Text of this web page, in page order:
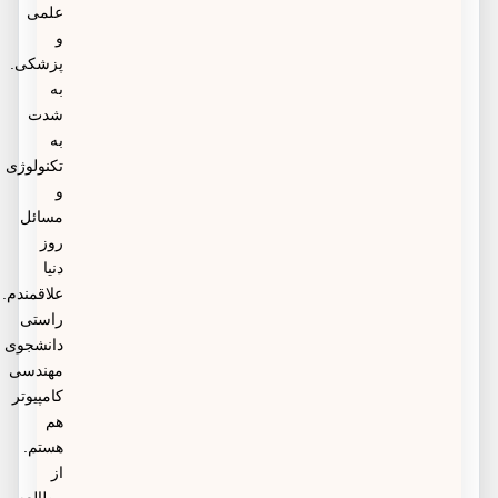
علمی
پزشکی.
شدت
تکنولوژی
مسائل
علاقمندم.
راستی
دانشجوی
مهندسی
کامپیوتر
هستم.